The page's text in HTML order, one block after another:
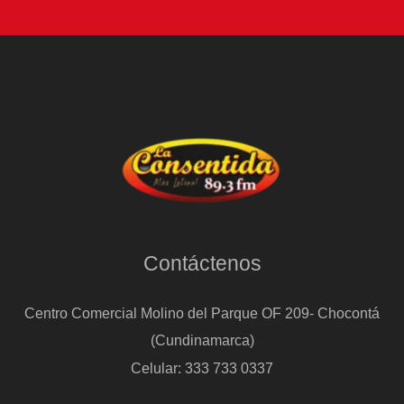
Contáctenos
Centro Comercial Molino del Parque OF 209- Chocontá
(Cundinamarca)
Celular: 333 733 0337